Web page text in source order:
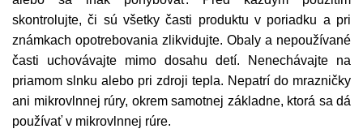
skontrolujte, či sú všetky časti produktu v poriadku a pri
známkach opotrebovania zlikvidujte. Obaly a nepoužívané
časti uchovávajte mimo dosahu detí. Nenechávajte na
priamom slnku alebo pri zdroji tepla. Nepatrí do mrazničky
ani mikrovlnnej rúry, okrem samotnej základne, ktorá sa dá
používať v mikrovlnnej rúre.